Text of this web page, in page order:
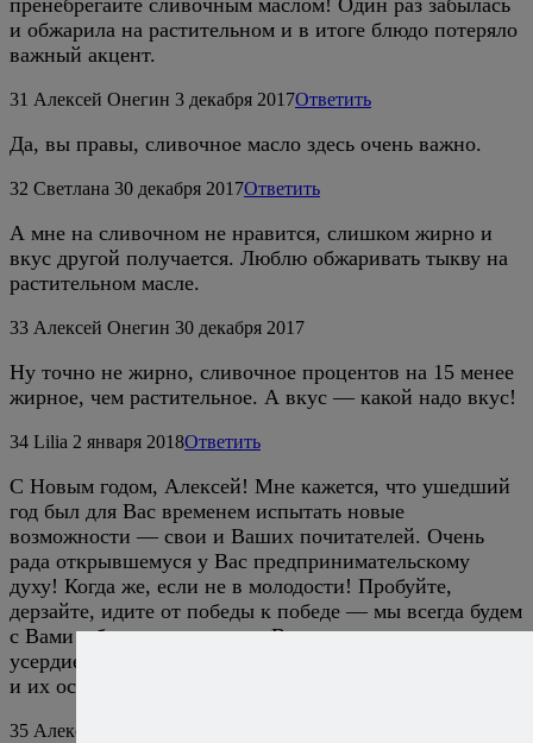
и обжарила на растительном и в итоге блюдо потеряло
важный акцент.
31 Алексей Онегин 3 декабря 2017Ответить
Да, вы правы, сливочное масло здесь очень важно.
32 Светлана 30 декабря 2017Ответить
А мне на сливочном не нравится, слишком жирно и
вкус другой получается. Люблю обжаривать тыкву на
растительном масле.
33 Алексей Онегин 30 декабря 2017
Ну точно не жирно, сливочное процентов на 15 менее
жирное, чем растительное. А вкус — какой надо вкус!
34 Lilia 2 января 2018Ответить
C Новым годом, Алексей! Мне кажется, что ушедший
год был для Вас временем испытать новые
возможности — свои и Ваших почитателей. Очень
рада открывшемуся у Вас предпринимательскому
духу! Когда же, если не в молодости! Пробуйте,
дерзайте, идите от победы к победе — мы всегда будем
с Вами с благодарностью за Вашу искренность и
усердие! Пусть Новый год станет временем открытий
и их осуществления для Вас!
35 Алексей Онегин